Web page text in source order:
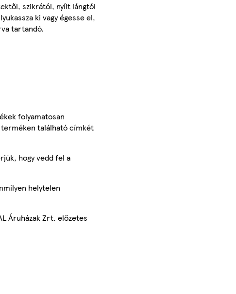
szikrától, nyílt lángtól
ki vagy égesse el,
tartandó.
folyamatosan
terméken található címkét
hogy vedd fel a
helytelen
Áruházak Zrt. előzetes